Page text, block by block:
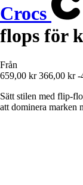
Crocs
flops för
Från
659,00 kr 366,00 kr -
Sätt stilen med flip-
att dominera marken